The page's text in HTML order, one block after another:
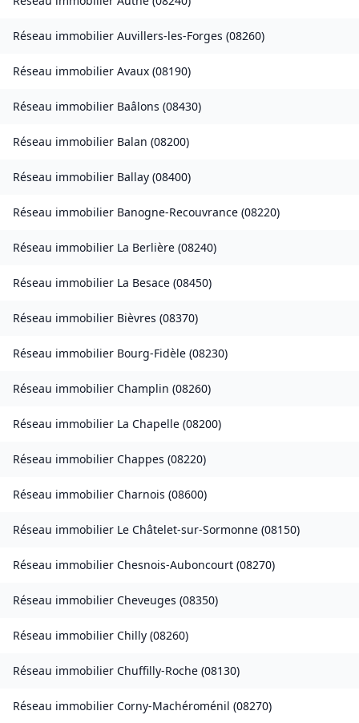
Réseau immobilier Auvillers-les-Forges (08260)
Réseau immobilier Avaux (08190)
Réseau immobilier Baâlons (08430)
Réseau immobilier Balan (08200)
Réseau immobilier Ballay (08400)
Réseau immobilier Banogne-Recouvrance (08220)
Réseau immobilier La Berlière (08240)
Réseau immobilier La Besace (08450)
Réseau immobilier Bièvres (08370)
Réseau immobilier Bourg-Fidèle (08230)
Réseau immobilier Champlin (08260)
Réseau immobilier La Chapelle (08200)
Réseau immobilier Chappes (08220)
Réseau immobilier Charnois (08600)
Réseau immobilier Le Châtelet-sur-Sormonne (08150)
Réseau immobilier Chesnois-Auboncourt (08270)
Réseau immobilier Cheveuges (08350)
Réseau immobilier Chilly (08260)
Réseau immobilier Chuffilly-Roche (08130)
Réseau immobilier Corny-Machéroménil (08270)